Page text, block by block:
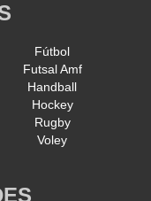
Fútbol
Futsal Amf
Handball
Hockey
Rugby
Voley